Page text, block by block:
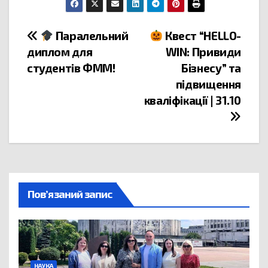
Квест “HELLO-
WIN: Привиди
Бізнесу” та
підвищення
кваліфікації | 31.10
Паралельний
диплом для
студентів ФММ!
Пов’язаний запис
НАУКА